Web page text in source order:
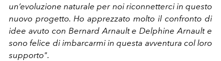
un’evoluzione naturale per noi riconnetterci in questo
nuovo progetto. Ho apprezzato molto il confronto di
idee avuto con Bernard Arnault e Delphine Arnault e
sono felice di imbarcarmi in questa avventura col loro
supporto".